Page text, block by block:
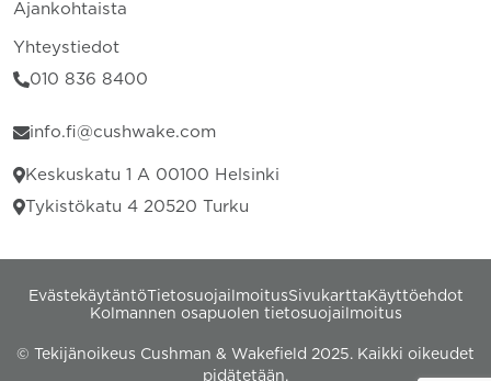
Ajankohtaista
Yhteystiedot
010 836 8400
info.fi@cushwake.com
Keskuskatu 1 A 00100 Helsinki
Tykistökatu 4 20520 Turku
EvästekäytäntöTietosuojailmoitusSivukartta Käyttöehdot
Kolmannen osapuolen tietosuojailmoitus
© Tekijänoikeus Cushman & Wakefield 2025. Kaikki oikeudet
pidätetään.